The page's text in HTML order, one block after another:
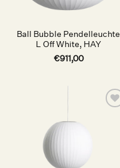
Ball Bubble Pendelleuchte
L Off White, HAY
€911,00